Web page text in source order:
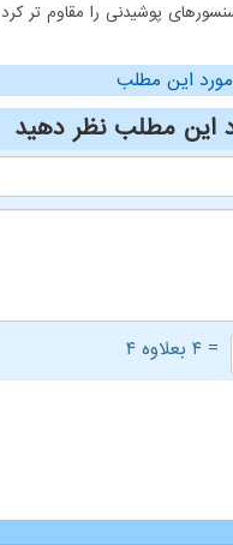
پوشیدنی را مقاوم تر کرد
مورد این مطلب
این مطلب نظر دهید
= ۴ بعلاوه ۴